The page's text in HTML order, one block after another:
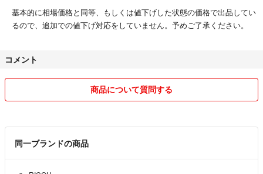
GPS対応：無
動画記録画素数：1920X1080
SDカード対応：SDメモリーカード
対応電池タイプ：リチウムイオン電池
基本的に相場価格と同等、もしくは値下げした状態の価格で出品してい
るので、追加での値下げ対応をしていません。予めご了承ください。
コメント
商品について質問する
同一ブランドの商品